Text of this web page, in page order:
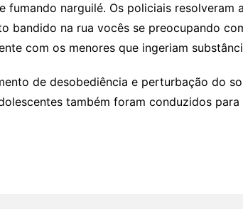
narguilé. Os policiais resolveram
na rua vocês se preocupando
com os menores que ingeriam
de desobediência e perturbação do
também foram conduzidos